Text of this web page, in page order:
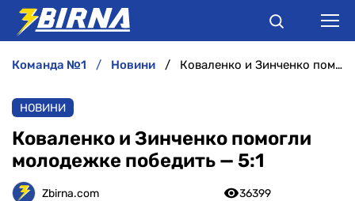
АНАЛІТИКА
ІНТЕРВ'Ю
команда №1 новини Коваленко и Зинченко помогли молодежке победить — 5:1
НОВИНИ
Коваленко и Зинченко помогли
молодежке победить — 5:1
Zbirna.com
36399